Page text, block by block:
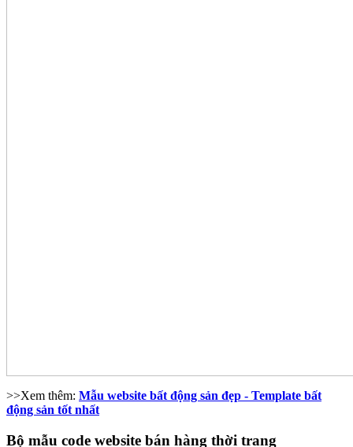
>>Xem thêm: Mẫu website bất động sản đẹp - Template bất
động sản tốt nhất
Bộ mẫu code website bán hàng thời trang